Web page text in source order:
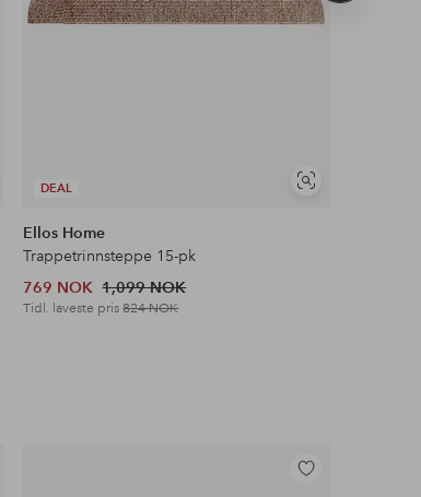
DEAL
Vis
Ellos Home
Trappetrinnsteppe 15-pk
769 NOK 1,099 NOK
Tidl. laveste pris824 NOK
Legg